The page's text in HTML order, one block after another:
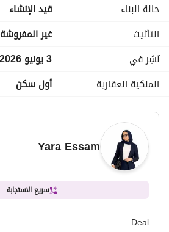
حالة البناء
قيد الإنشاء
التأثيث
غير المفروشة
نُشِر في
3 يونيو 2026
الملكية العقارية
أول سكن
Yara Essam
سريع الاستجابة
Deal